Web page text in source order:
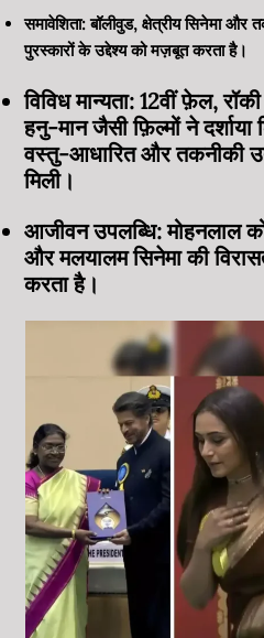
समावेशिता: बॉलीवुड, क्षेत्रीय सिनेमा
पुरस्कारों के उद्देश्य को मज़बूत करता है।
विविध मान्यता: 12वीं फ़ेल,
हनु-मान जैसी फ़िल्मों ने दर्शाया
वस्तु-आधारित और तकनीकी
मिली।
आजीवन उपलब्धि: मोहनलाल
और मलयालम सिनेमा की
करता है।